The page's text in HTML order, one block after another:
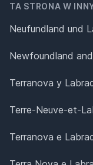
TA STRONA W
Neufundland und
Newfoundland
Terranova y
Terre-Neuve-et-
Terranova e